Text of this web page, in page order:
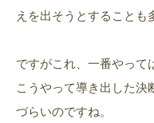
えを出そうとすることも
ですがこれ、一番やって
こうやって導き出した決
づらいのですね。